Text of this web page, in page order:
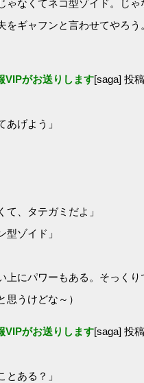
なくてネコ型ゾイド。じゃ
ギャフンと言わせてやろう
VIPがお送りします[saga] 投
あげよう」
て、タテガミだよ」
型ゾイド」
にパワーもある。そっくり
うけどな～）
VIPがお送りします[saga] 投
とある？」